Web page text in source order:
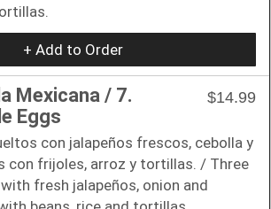
+ Add to Order
Mexicana / 7.
Eggs
$14.99
con jalapeños frescos, cebolla y
con frijoles, arroz y tortillas. / Three
fresh jalapeños, onion and